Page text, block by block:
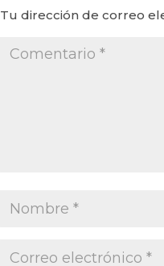
Tu dirección de correo